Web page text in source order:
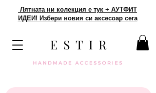
Лятната ни колекция е тук + АУТФИТ
ИДЕИ! Избери новия си аксесоар сега
E S T I R